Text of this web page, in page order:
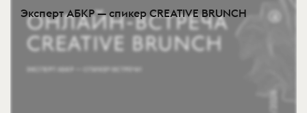
Эксперт АБКР — спикер CREATIVE BRUNCH